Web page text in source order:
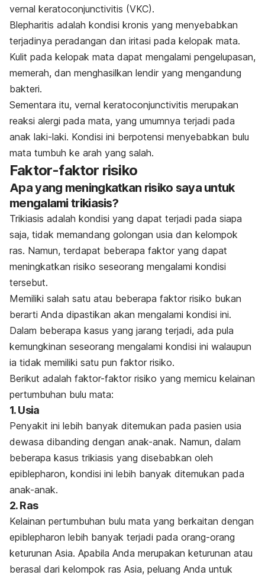
vernal keratoconjunctivitis (VKC).
Blepharitis adalah kondisi kronis yang menyebabkan
terjadinya peradangan dan iritasi pada kelopak mata.
Kulit pada kelopak mata dapat mengalami pengelupasan,
memerah, dan menghasilkan lendir yang mengandung
bakteri.
Sementara itu, vernal keratoconjunctivitis merupakan
reaksi alergi pada mata, yang umumnya terjadi pada
anak laki-laki. Kondisi ini berpotensi menyebabkan bulu
mata tumbuh ke arah yang salah.
Faktor-faktor risiko
Apa yang meningkatkan risiko saya untuk
mengalami trikiasis?
Trikiasis adalah kondisi yang dapat terjadi pada siapa
saja, tidak memandang golongan usia dan kelompok
ras. Namun, terdapat beberapa faktor yang dapat
meningkatkan risiko seseorang mengalami kondisi
tersebut.
Memiliki salah satu atau beberapa faktor risiko bukan
berarti Anda dipastikan akan mengalami kondisi ini.
Dalam beberapa kasus yang jarang terjadi, ada pula
kemungkinan seseorang mengalami kondisi ini walaupun
ia tidak memiliki satu pun faktor risiko.
Berikut adalah faktor-faktor risiko yang memicu kelainan
pertumbuhan bulu mata:
1. Usia
Penyakit ini lebih banyak ditemukan pada pasien usia
dewasa dibanding dengan anak-anak. Namun, dalam
beberapa kasus trikiasis yang disebabkan oleh
epiblepharon, kondisi ini lebih banyak ditemukan pada
anak-anak.
2. Ras
Kelainan pertumbuhan bulu mata yang berkaitan dengan
epiblepharon lebih banyak terjadi pada orang-orang
keturunan Asia. Apabila Anda merupakan keturunan atau
berasal dari kelompok ras Asia, peluang Anda untuk